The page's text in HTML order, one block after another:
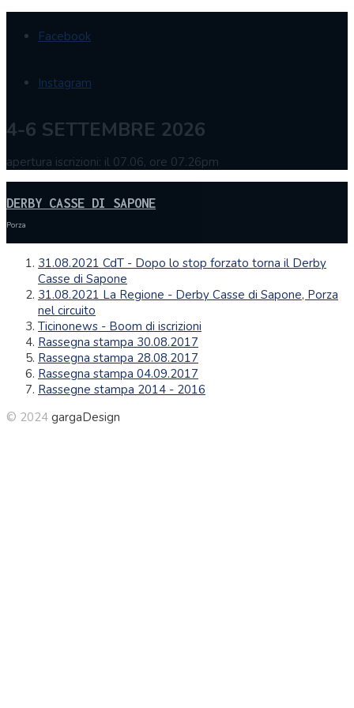
Facebook
Instagram
4-6 SETTEMBRE 2026
apertura iscrizioni: il 07.06, ore 07.26pm
DERBY CASSE DI SAPONE
Porza
31.08.2021 CdT - Dopo lo stop forzato torna il Derby
Casse di Sapone
31.08.2021 La Regione - Derby Casse di Sapone, Porza
nel circuito
Ticinonews - Boom di iscrizioni
Rassegna stampa 30.08.2017
Rassegna stampa 28.08.2017
Rassegna stampa 04.09.2017
Rassegne stampa 2014 - 2016
© 2024 gargaDesign